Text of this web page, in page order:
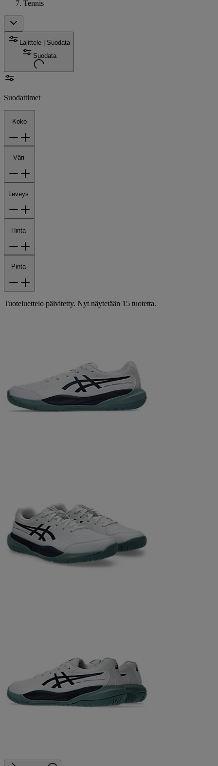
Tennis
Lajittele | Suodata
Suodata
Suodattimet
Koko
Väri
Leveys
Hinta
Pinta
Tuoteluettelo päivitetty. Nyt näytetään 15 tuotetta.